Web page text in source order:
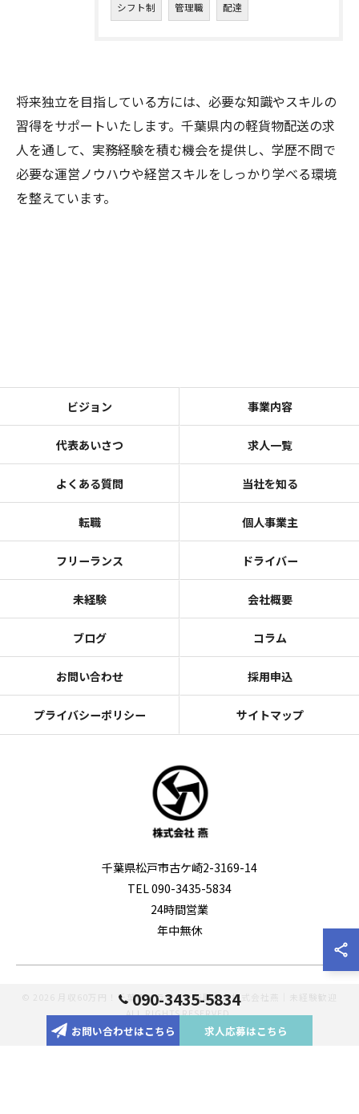
シフト制 管理職 配達
将来独立を目指している方には、必要な知識やスキルの
習得をサポートいたします。千葉県内の軽貨物配送の求
人を通して、実務経験を積む機会を提供し、学歴不問で
必要な運営ノウハウや経営スキルをしっかり学べる環境
を整えています。
090-3435-5834
お問い合わせはこちら 求人応募はこちら
ビジョン 事業内容
代表あいさつ 求人一覧
よくある質問 当社を知る
転職 個人事業主
フリーランス ドライバー
未経験 会社概要
ブログ コラム
お問い合わせ 採用申込
プライバシーポリシー サイトマップ
千葉県松戸市古ケ崎2-3169-14
TEL 090-3435-5834
24時間営業
年中無休
© 2026 月収60万円！千葉のドライバー転職なら株式会社燕｜未経験歓迎
ALL RIGHTS RESERVED.